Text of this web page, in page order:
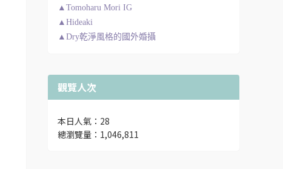
▲Tomoharu Mori IG
▲Hideaki
▲Dry乾淨風格的國外婚攝
觀覽人次
本日人氣：28
總瀏覽量：1,046,811